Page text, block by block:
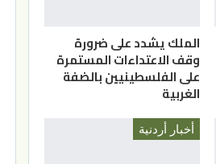
الملك يشدد على ضرورة
وقف الاعتداءات المستمرة
على الفلسطينيين بالضفة
الغربية
أخبار أردنية